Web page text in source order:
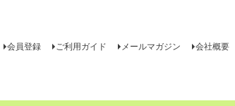
会員登録 ご利用ガイド メールマガジン 会社概要